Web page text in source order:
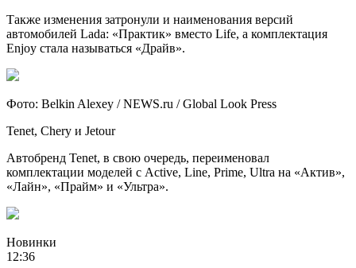
Также изменения затронули и наименования версий
автомобилей Lada: «Практик» вместо Life, а комплектация
Enjoy стала называться «Драйв».
Фото: Belkin Alexey / NEWS.ru / Global Look Press
Tenet, Chery и Jetour
Автобренд Tenet, в свою очередь, переименовал
комплектации моделей с Active, Line, Prime, Ultra на «Актив»,
«Лайн», «Прайм» и «Ультра».
Новинки
12:36